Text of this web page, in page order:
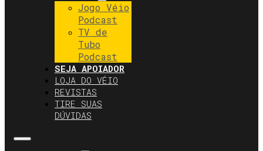
Jogo Véio
Podcast
TV de
Tubo
Podcast
SEJA APOIADOR
LOJA DO VÉIO
REVISTAS
TIRE SUAS
DÚVIDAS